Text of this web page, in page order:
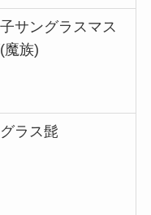
サングラスマス
魔族)
ラス髭